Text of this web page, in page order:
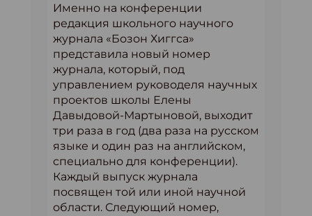
Именно на конференции
редакция школьного научного
журнала «Бозон Хиггса»
представила новый номер
журнала, который, под
управлением руководеля научных
проектов школы Елены
Давыдовой-Мартыновой, выходит
три раза в год (два раза на русском
языке и один раз на английском,
специально для конференции).
Каждый выпуск журнала
посвящен той или иной научной
области. Следующий номер,